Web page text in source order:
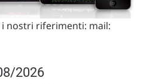
nostri riferimenti: mail:
2026